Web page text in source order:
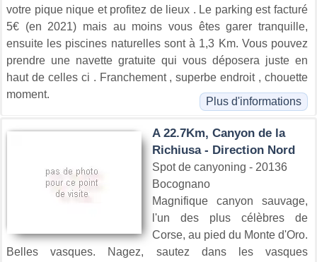
votre pique nique et profitez de lieux . Le parking est facturé
5€ (en 2021) mais au moins vous êtes garer tranquille,
ensuite les piscines naturelles sont à 1,3 Km. Vous pouvez
prendre une navette gratuite qui vous déposera juste en
haut de celles ci . Franchement , superbe endroit , chouette
moment.
Plus d'informations
A 22.7Km, Canyon de la
Richiusa - Direction Nord
Spot de canyoning - 20136
Bocognano
Magnifique canyon sauvage,
l'un des plus célèbres de
Corse, au pied du Monte d'Oro.
Belles vasques. Nagez, sautez dans les vasques